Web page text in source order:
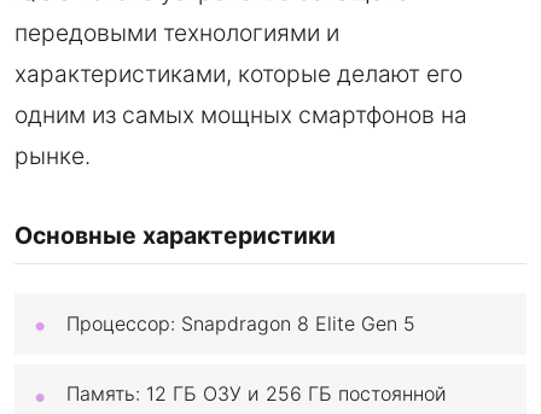
передовыми технологиями и
характеристиками, которые делают его
одним из самых мощных смартфонов на
рынке.
Основные характеристики
Процессор: Snapdragon 8 Elite Gen 5
Память: 12 ГБ ОЗУ и 256 ГБ постоянной